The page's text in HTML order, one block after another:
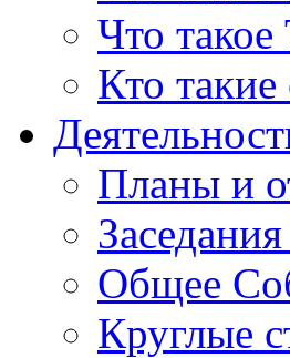
Что
Кто такие
Планы и
Общее
Круглые